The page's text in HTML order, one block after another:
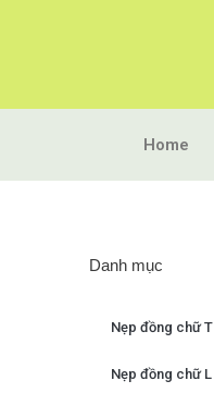
Home
Danh mục
Nẹp đồng chữ T
Nẹp đồng chữ L